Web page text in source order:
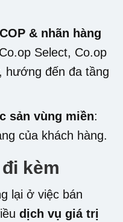
& nhãn hàng
Select, Co.op
hướng đến đa tầng
sản vùng miền:
của khách hàng.
kèm
lại ở việc bán
dịch vụ giá trị